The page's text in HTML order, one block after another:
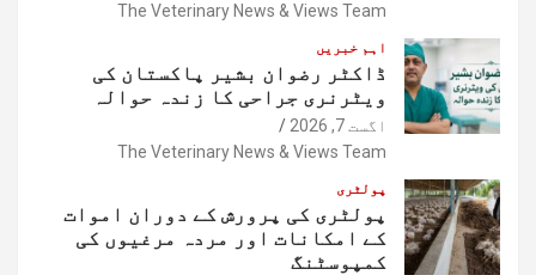
The Veterinary News & Views Team
اہم خبریں
ڈاکٹر رضوان بشیر پاکستان کی
ویٹرنری جراحی کا زندہ حوالہ
اگست 7, 2026
The Veterinary News & Views Team
پولٹری
پولٹری کی پرورش کے دوران اموات
کے امکانات اور مردہ مرغیوں کی
کمپوسٹنگ